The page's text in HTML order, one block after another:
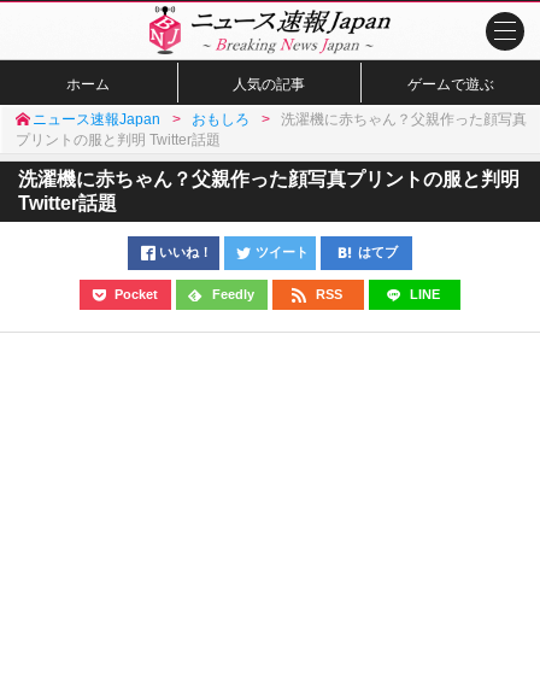
ホーム 人気の記事 ゲームで遊ぶ
ニュース速報Japan おもしろ
洗濯機に赤ちゃん？父親作った顔写真
プリントの服と判明 Twitter話題
洗濯機に赤ちゃん？父親作った顔写真プリントの服と判明
Twitter話題
いいね！ ツイート はてブ
Pocket Feedly RSS LINE